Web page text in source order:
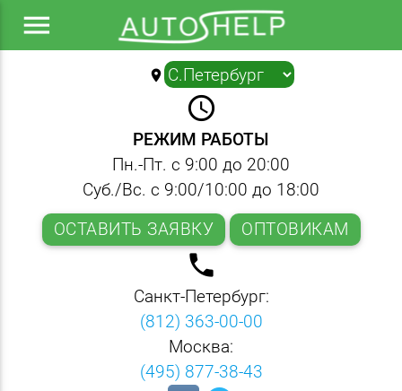
menu
location_on ▼
query_builder
РЕЖИМ РАБОТЫ
Пн.-Пт. с 9:00 до 20:00
Суб./Вс. с 9:00/10:00 до 18:00
ОСТАВИТЬ ЗАЯВКУ
ОПТОВИКАМ
local_phone
Санкт-Петербург:
(812) 363-00-00
Москва:
(495) 877-38-43